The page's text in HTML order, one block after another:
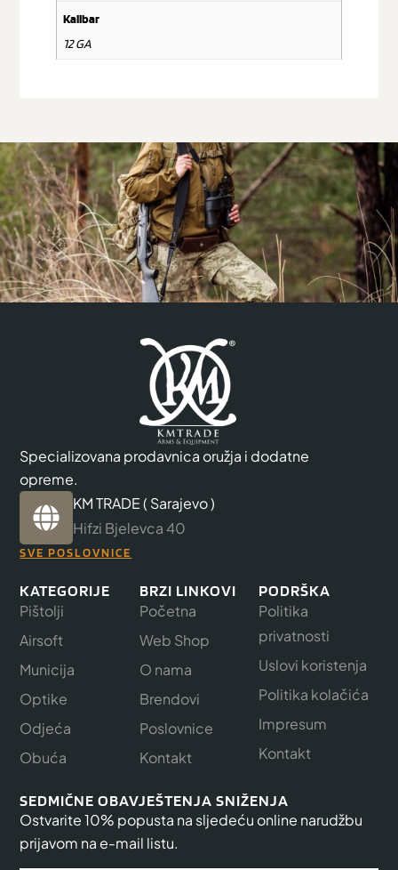
Kalibar
12 GA
Specializovana prodavnica oružja i dodatne
opreme.
KM TRADE ( Sarajevo )
Hifzi Bjelevca 40
SVE POSLOVNICE
KATEGORIJE
Pištolji
Airsoft
Municija
Optike
Odjeća
Obuća
BRZI LINKOVI
Početna
Web Shop
O nama
Brendovi
Poslovnice
Kontakt
PODRŠKA
Politika
privatnosti
Uslovi koristenja
Politika kolačića
Impresum
Kontakt
SEDMIČNE OBAVJEŠTENJA SNIŽENJA
Ostvarite 10% popusta na sljedeću online narudžbu
prijavom na e-mail listu.